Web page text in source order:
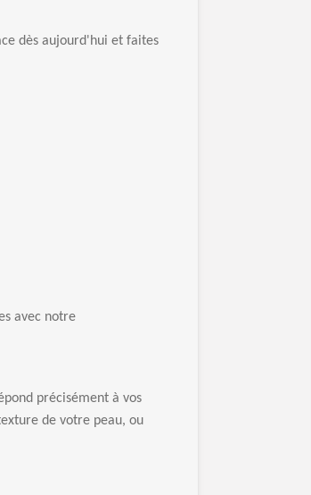
dès aujourd'hui et faites
avec notre
précisément à vos
de votre peau, ou